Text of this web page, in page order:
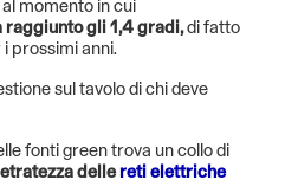
al momento in cui
raggiunto gli 1,4 gradi,di fatto
prossimi anni.
sul tavolo di chi deve
fonti green trova un collo di
delle reti elettriche